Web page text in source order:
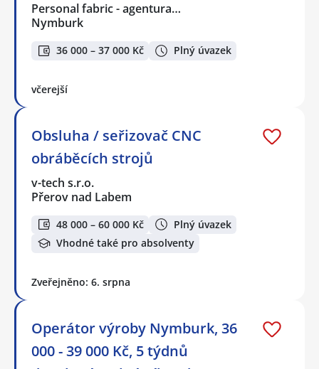
Personal fabric - agentura…
Nymburk
36 000 – 37 000 Kč Plný úvazek
včerejší
Obsluha / seřizovač CNC
obráběcích strojů
v-tech s.r.o.
Přerov nad Labem
48 000 – 60 000 Kč
Plný úvazek
Vhodné také pro absolventy
Zveřejněno: 6. srpna
Operátor výroby Nymburk, 36
000 - 39 000 Kč, 5 týdnů